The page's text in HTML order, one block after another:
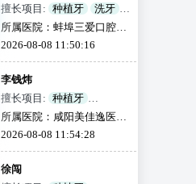
擅长项目: 种植牙
洗牙
牙齿矫正
烤瓷牙
龋齿
补牙
全瓷牙
活动义齿
牙齿美白
颌面外科
儿童齿科
所属医院：蚌埠三爱口腔门
诊部
2026-08-08 11:50:16
李钱炜
擅长项目: 种植牙
牙齿矫正
根管治疗
全瓷牙
儿童齿科
所属医院：咸阳美佳逸医口
腔
2026-08-08 11:54:28
徐闯